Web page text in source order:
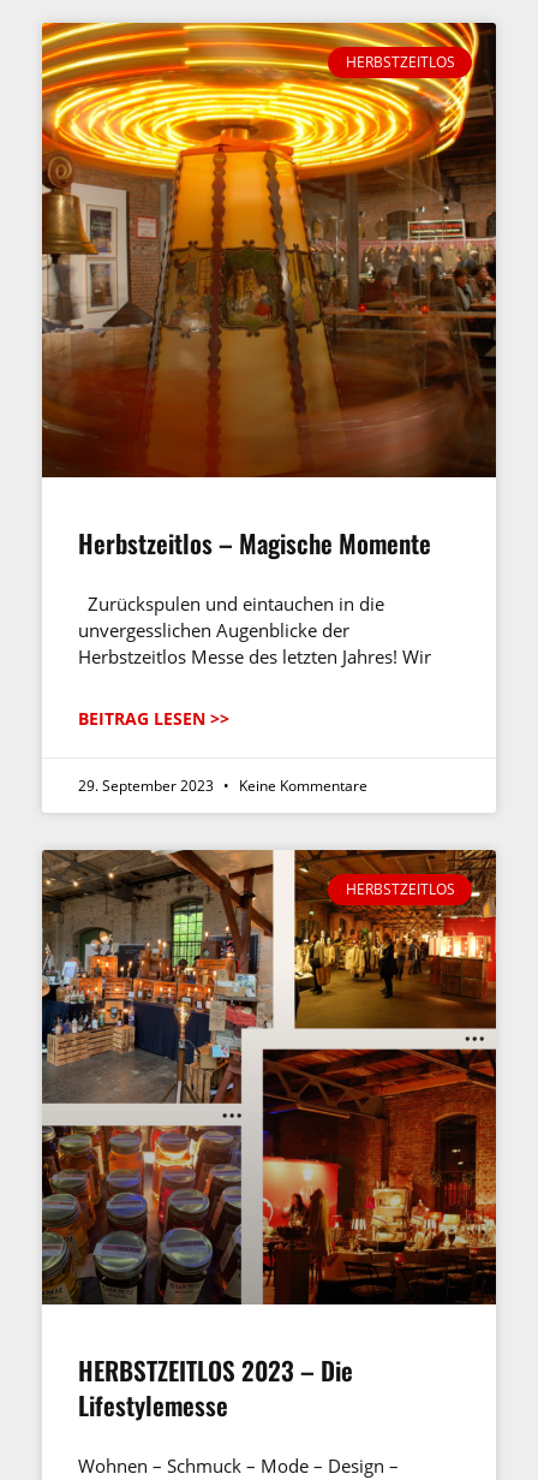
HERBSTZEITLOS
Herbstzeitlos – Magische Momente
Zurückspulen und eintauchen in die
unvergesslichen Augenblicke der
Herbstzeitlos Messe des letzten Jahres! Wir
BEITRAG LESEN >>
29. September 2023 Keine Kommentare
HERBSTZEITLOS
HERBSTZEITLOS 2023 – Die
Lifestylemesse
Wohnen – Schmuck – Mode – Design –